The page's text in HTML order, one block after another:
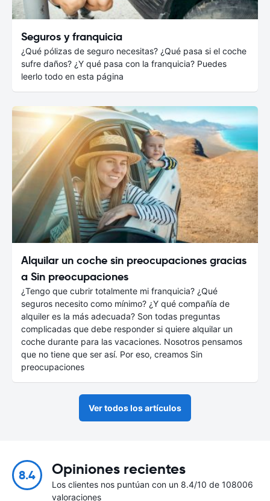
Seguros y franquicia
¿Qué pólizas de seguro necesitas? ¿Qué pasa si el coche
sufre daños? ¿Y qué pasa con la franquicia? Puedes
leerlo todo en esta página
Alquilar un coche sin preocupaciones gracias
a Sin preocupaciones
¿Tengo que cubrir totalmente mi franquicia? ¿Qué
seguros necesito como mínimo? ¿Y qué compañía de
alquiler es la más adecuada? Son todas preguntas
complicadas que debe responder si quiere alquilar un
coche durante para las vacaciones. Nosotros pensamos
que no tiene que ser así. Por eso, creamos Sin
preocupaciones
Ver todos los artículos
8.4 Opiniones recientes
Los clientes nos puntúan con un 8.4/10 de 108006
valoraciones